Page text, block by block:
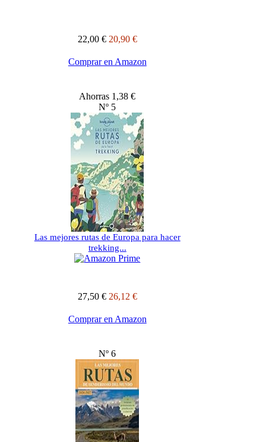
22,00 € 20,90 €
Comprar en Amazon
Ahorras 1,38 €
Nº 5
Las mejores rutas de Europa para hacer
trekking...
27,50 € 26,12 €
Comprar en Amazon
Nº 6